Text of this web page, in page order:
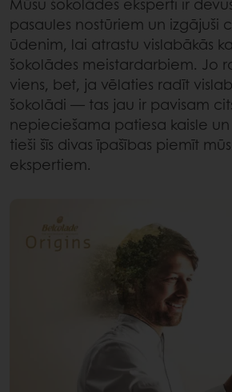
pasaules nostūriem un izgājuši
ūdenim, lai atrastu vislabākās
šokolādes meistardarbiem. Jo
viens, bet, ja vēlaties radīt
šokolādi — tas jau ir pavisam
nepieciešama patiesa kaisle
tieši šīs divas īpašības piemīt
ekspertiem.